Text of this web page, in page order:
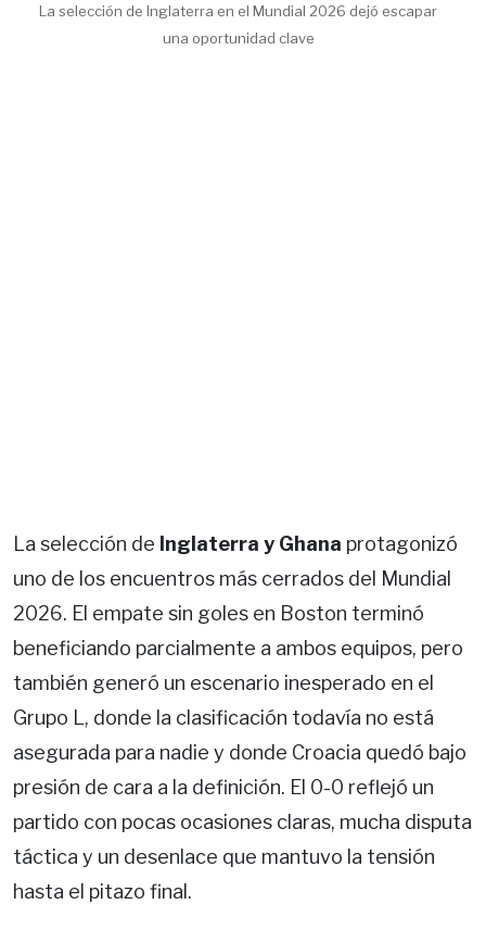
La selección de Inglaterra en el Mundial 2026 dejó escapar
una oportunidad clave
La selección de Inglaterra y Ghana protagonizó
uno de los encuentros más cerrados del Mundial
2026. El empate sin goles en Boston terminó
beneficiando parcialmente a ambos equipos, pero
también generó un escenario inesperado en el
Grupo L, donde la clasificación todavía no está
asegurada para nadie y donde Croacia quedó bajo
presión de cara a la definición. El 0-0 reflejó un
partido con pocas ocasiones claras, mucha disputa
táctica y un desenlace que mantuvo la tensión
hasta el pitazo final.